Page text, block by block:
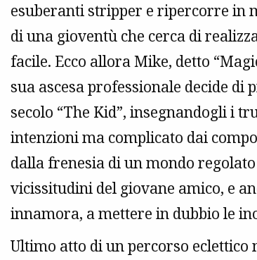
esuberanti stripper e ripercorre in
di una gioventù che cerca di
facile. Ecco allora Mike, detto
sua ascesa professionale decide
secolo “The Kid”, insegnandogli i
intenzioni ma complicato dai
dalla frenesia di un mondo
vicissitudini del giovane amico, e
innamora, a mettere in dubbio le
Ultimo atto di un percorso eclettico